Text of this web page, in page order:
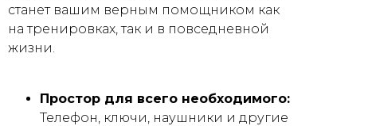
станет вашим верным помощником как
на тренировках, так и в повседневной
жизни.
Простор для всего необходимого:
Телефон, ключи, наушники и другие